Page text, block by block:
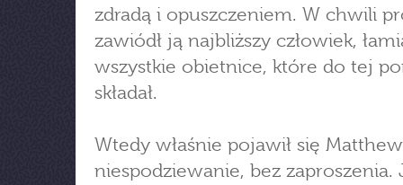
zdradą i opuszczeniem. W chwili
zawiódł ją najbliższy człowiek,
wszystkie obietnice, które do tej
składał.
Wtedy właśnie pojawił się
niespodziewanie, bez zaproszenia.